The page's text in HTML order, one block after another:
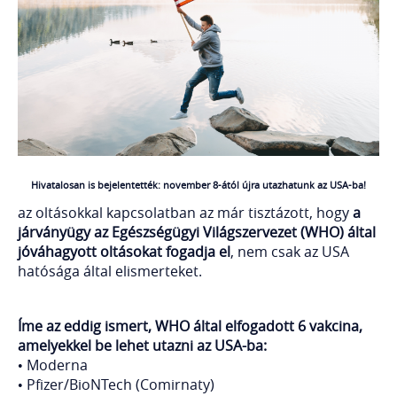
Hivatalosan is bejelentették: november 8-ától újra utazhatunk az USA-ba!
az oltásokkal kapcsolatban az már tisztázott, hogya
járványügy az Egészségügyi Világszervezet (WHO) által
jóváhagyott oltásokat fogadja el, nem csak az USA
hatósága által elismerteket.
Íme az eddig ismert, WHO által elfogadott 6 vakcina,
amelyekkel be lehet utazni az USA-ba:
• Moderna
• Pfizer/BioNTech (Comirnaty)